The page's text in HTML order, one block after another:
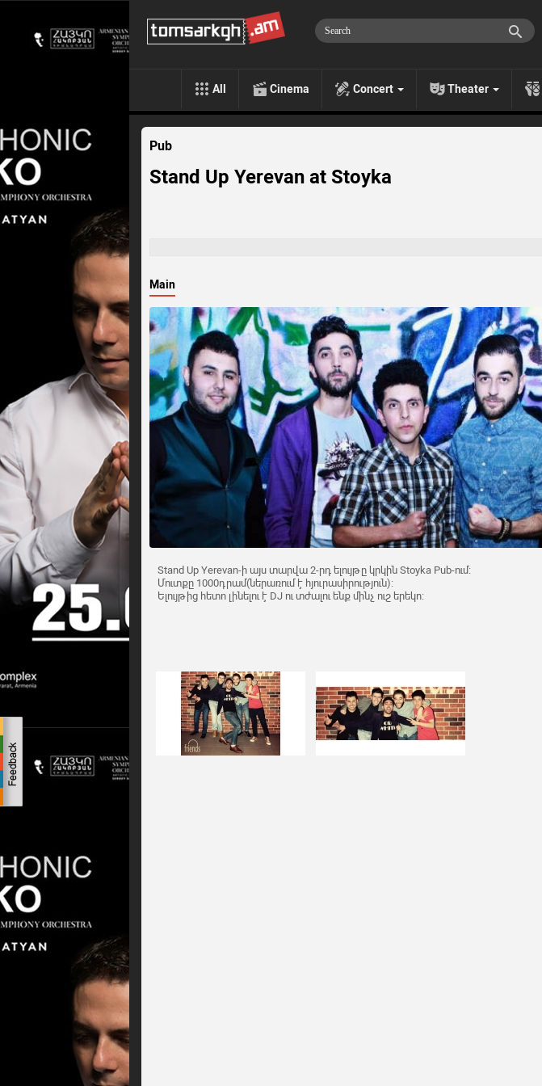
All Cinema Concert Theater
Pub
Stand Up Yerevan at Stoyka
Main
Stand Up Yerevan-ի այս տարվա 2-րդ ելույթը կրկին Stoyka Pub-ում։
Մուտքը 1000դրամ(ներառում է հյուրասիրություն):
Ելույթից հետո լինելու է DJ ու տժալու ենք մինչ ուշ երեկո։